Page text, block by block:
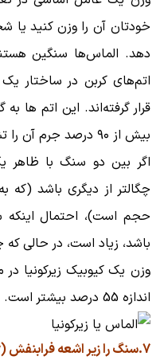
خودتان آن را وزن کنید یا
دهد. الماس‌ها سنگین
اتم‌های کربن در ساختار
قرار گرفته‌اند. این اتم ها
بیش از ۹۰ درصد جرم آن را تشکیل می‌دهند!
اگر بین دو سنگ با ظاهر
چگالتر از دیگری باشد (که
حجم است)، احتمال
باشد، زیاد است، در حالی
وزن یک کیوبیک زیرکونیا
اندازه 55 درصد بیشتر است.
7.سنگ را زیر اشعه فرابنفش (uv) قرار دهید